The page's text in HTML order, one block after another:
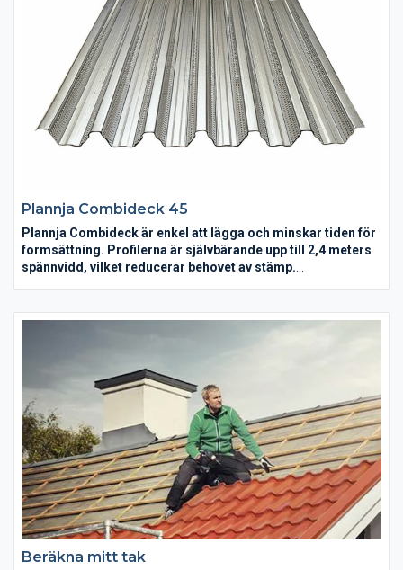
Plannja Combideck 45
Plannja Combideck är enkel att lägga och minskar tiden för
formsättning. Profilerna är självbärande upp till 2,4 meters
spännvidd, vilket reducerar behovet av stämp.
plattform för arbetet med ursparningar, armering och gjutning.
armering. Installationer av vvs, el, ventilation med mera görs
med fördel mellan undertaket och det färdiga bjälklaget.
Plannja Combideck medger tunnare och lättare bjälklag.
Profilen på Plannja Combideck är utformad så att betongen
"griper tag" i plåten och skapar en extremt stark konstruktion.
Beräkna mitt tak